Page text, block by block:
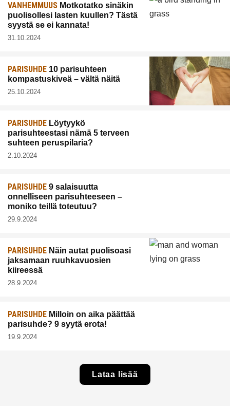
VANHEMMUUS Motkotatko sinäkin
puolisollesi lasten kuullen? Tästä
syystä se ei kannata!
31.10.2024
PARISUHDE 10 parisuhteen
kompastuskiveä – vältä näitä
25.10.2024
PARISUHDE Löytyykö
parisuhteestasi nämä 5 terveen
suhteen peruspilaria?
2.10.2024
PARISUHDE 9 salaisuutta
onnelliseen parisuhteeseen –
moniko teillä toteutuu?
29.9.2024
PARISUHDE Näin autat puolisoasi
jaksamaan ruuhkavuosien
kiireessä
28.9.2024
PARISUHDE Milloin on aika päättää
parisuhde? 9 syytä erota!
19.9.2024
Lataa lisää